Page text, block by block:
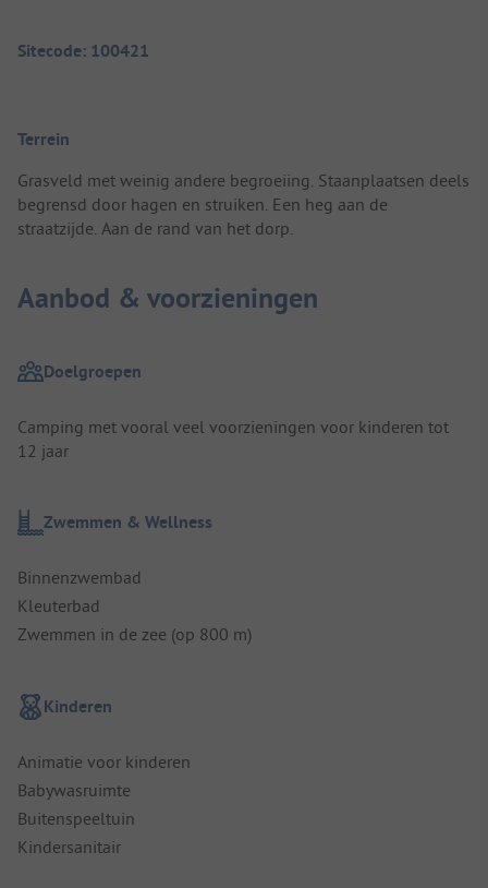
Sitecode: 100421
Terrein
Grasveld met weinig andere begroeiing. Staanplaatsen deels
begrensd door hagen en struiken. Een heg aan de
straatzijde. Aan de rand van het dorp.
Aanbod & voorzieningen
Doelgroepen
Camping met vooral veel voorzieningen voor kinderen tot
12 jaar
Zwemmen & Wellness
Binnenzwembad
Kleuterbad
Zwemmen in de zee (op 800 m)
Kinderen
Animatie voor kinderen
Babywasruimte
Buitenspeeltuin
Kindersanitair